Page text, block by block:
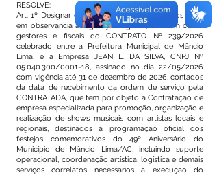
RESOLVE:
Art. 1º Designar os servidores abaixo indicados para,
em observância à legislação vigente, atuarem como
gestores e fiscais do CONTRATO Nº 239/2026
celebrado entre a Prefeitura Municipal de Mâncio
Lima, e a Empresa JEAN L. DA SILVA, CNPJ Nº
05.040.300/0001-18, assinado no dia 22/05/2026
com vigência até 31 de dezembro de 2026, contados
da data de recebimento da ordem de serviço pela
CONTRATADA, que tem por objeto a Contratação de
empresa especializada para promoção, organização e
realização de shows musicais com artistas locais e
regionais, destinados à programação oficial dos
festejos comemorativos do 49º Aniversário do
Município de Mâncio Lima/AC, incluindo suporte
operacional, coordenação artística, logística e demais
serviços correlatos necessários à execução do